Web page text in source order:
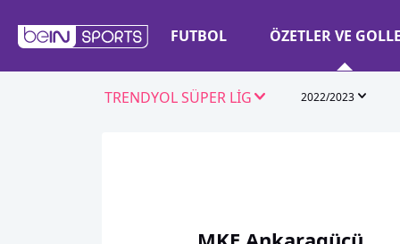
FUTBOL ÖZETLER VE
TRENDYOL SÜPER LİG 2022/2023